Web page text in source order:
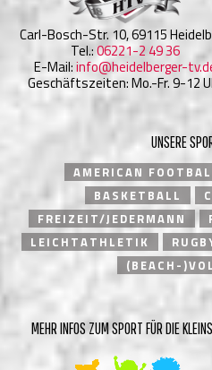
Carl-Bosch-Str. 10, 69115
Tel.:06221-2 49 36
E-Mail:info@heidelberger-
Geschäftszeiten: Mo.-Fr. 9-12
UNSERE
AMERICAN
BASKETBALL
FREIZEIT/JEDERMANN
LEICHTATHLETIK
(BEACH-
MEHR INFOS ZUM SPORT FÜR DIE